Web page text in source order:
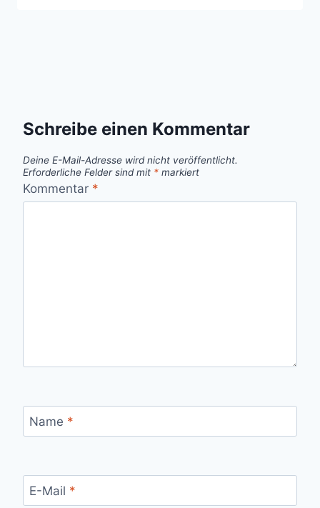
Schreibe einen Kommentar
Deine E-Mail-Adresse wird nicht veröffentlicht.
Erforderliche Felder sind mit * markiert
Kommentar *
Name *
E-Mail *